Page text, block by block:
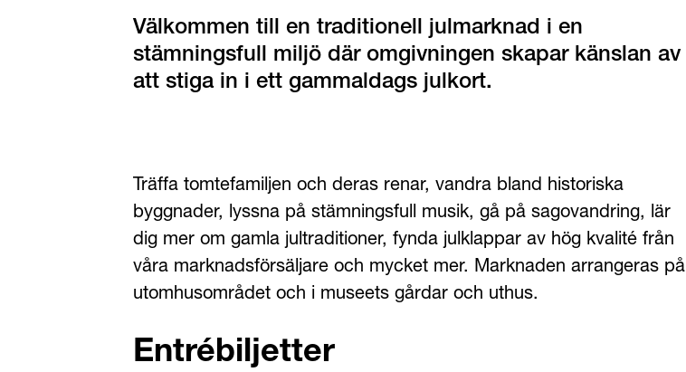
Välkommen till en traditionell julmarknad i en
stämningsfull miljö där omgivningen skapar känslan av
att stiga in i ett gammaldags julkort.
Träffa tomtefamiljen och deras renar, vandra bland historiska
byggnader, lyssna på stämningsfull musik, gå på sagovandring, lär
dig mer om gamla jultraditioner, fynda julklappar av hög kvalité från
våra marknadsförsäljare och mycket mer. Marknaden arrangeras på
utomhusområdet och i museets gårdar och uthus.
Entrébiljetter